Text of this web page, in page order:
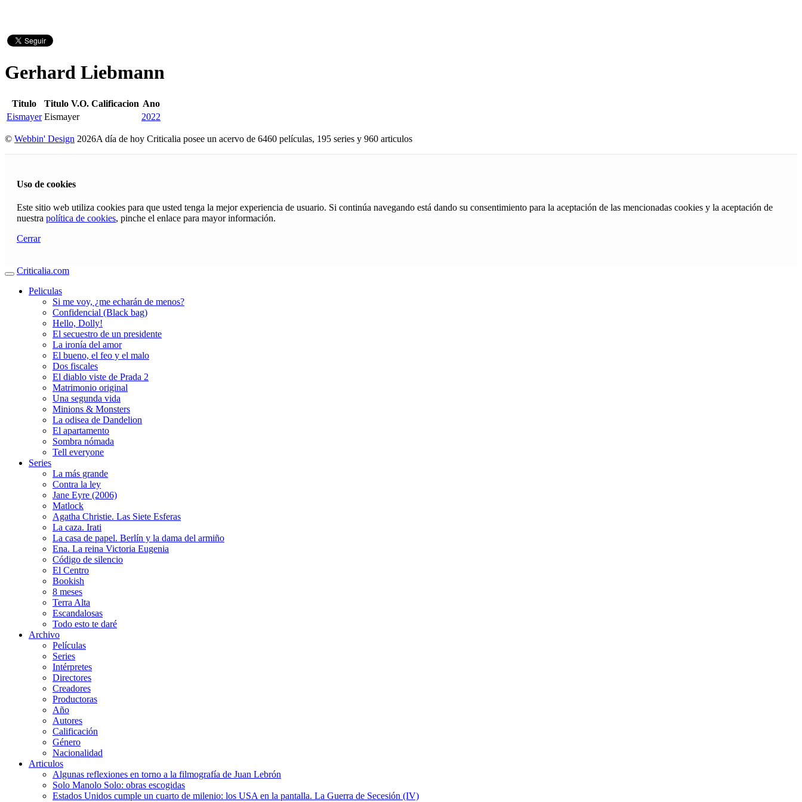
Gerhard Liebmann
Titulo Titulo V.O. Calificacion Ano
Eismayer Eismayer 2022
© Webbin' Design 2026A día de hoy Criticalia posee un acervo de 6460 películas, 195 series y 960 articulos
Uso de cookies
Este sitio web utiliza cookies para que usted tenga la mejor experiencia de usuario. Si continúa navegando está dando su consentimiento para la aceptación de las mencionadas cookies y la aceptación de
nuestra política de cookies, pinche el enlace para mayor información.
Cerrar
Criticalia.com
Peliculas
Si me voy, ¿me echarán de menos?
Confidencial (Black bag)
Hello, Dolly!
El secuestro de un presidente
La ironía del amor
El bueno, el feo y el malo
Dos fiscales
El diablo viste de Prada 2
Matrimonio original
Una segunda vida
Minions & Monsters
La odisea de Dandelion
El apartamento
Sombra nómada
Tell everyone
Series
La más grande
Contra la ley
Jane Eyre (2006)
Matlock
Agatha Christie. Las Siete Esferas
La caza. Irati
La casa de papel. Berlín y la dama del armiño
Ena. La reina Victoria Eugenia
Código de silencio
El Centro
Bookish
8 meses
Terra Alta
Escandalosas
Todo esto te daré
Archivo
Películas
Series
Intérpretes
Directores
Creadores
Productoras
Año
Autores
Calificación
Género
Nacionalidad
Articulos
Algunas reflexiones en torno a la filmografía de Juan Lebrón
Solo Manolo Solo: obras escogidas
Estados Unidos cumple un cuarto de milenio: los USA en la pantalla. La Guerra de Secesión (IV)